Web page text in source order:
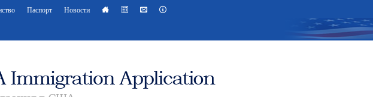
Паспорт Новости